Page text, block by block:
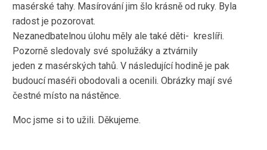
masérské tahy. Masírování jim šlo krásně od ruky. Byla
radost je pozorovat.
Nezanedbatelnou úlohu měly ale také děti- kreslíři.
Pozorně sledovaly své spolužáky a ztvárnily
jeden z masérských tahů. V následující hodině je pak
budoucí maséři obodovali a ocenili. Obrázky mají své
čestné místo na nástěnce.
Moc jsme si to užili. Děkujeme.